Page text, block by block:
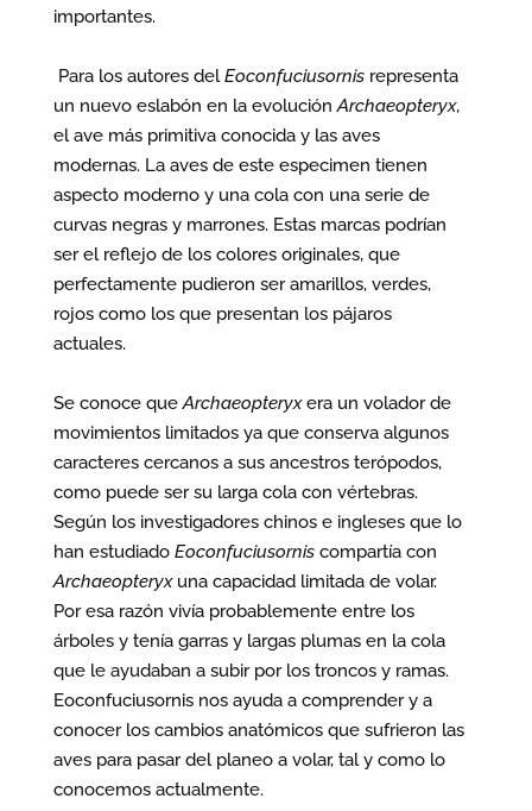
importantes.
Para los autores delEoconfuciusornisrepresenta
un nuevo eslabón en la evoluciónArchaeopteryx,
el ave más primitiva conocida y las aves
modernas. La aves de este especimen tienen
aspecto moderno y una cola con una serie de
curvas negras y marrones. Estas marcas podrían
ser el reflejo de los colores originales, que
perfectamente pudieron ser amarillos, verdes,
rojos como los que presentan los pájaros
actuales.
Se conoce queArchaeopteryxera un volador de
movimientos limitados ya que conserva algunos
caracteres cercanos a sus ancestros terópodos,
como puede ser su larga cola con vértebras.
Según los investigadores chinos e ingleses que lo
han estudiadoEoconfuciusorniscompartía con
Archaeopteryxuna capacidad limitada de volar.
Por esa razón vivía probablemente entre los
árboles y tenía garras y largas plumas en la cola
que le ayudaban a subir por los troncos y ramas.
Eoconfuciusornis nos ayuda a comprender y a
conocer los cambios anatómicos que sufrieron las
aves para pasar del planeo a volar, tal y como lo
conocemos actualmente.